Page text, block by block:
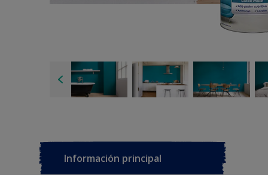
Información principal